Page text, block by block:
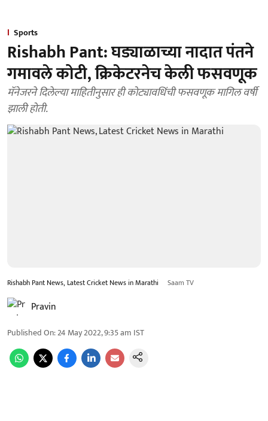
Sports
Rishabh Pant: घड्याळाच्या नादात पंतने
गमावले कोटी, क्रिकेटरनेच केली फसवणूक
मॅनेजरने दिलेल्या माहितीनुसार ही कोट्यावधिंची फसवणूक मागिल वर्षी
झाली होती.
Rishabh Pant News, Latest Cricket News in Marathi Saam TV
Pravin
Published On:24 May 2022, 9:35 am IST